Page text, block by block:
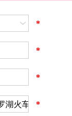
*
*
*
*